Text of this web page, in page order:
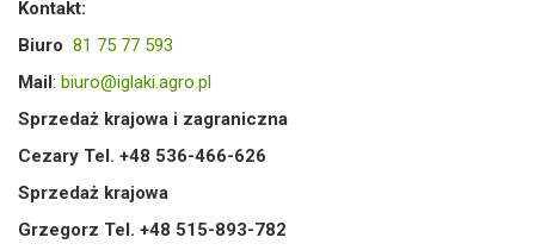
Kontakt:
Biuro 81 75 77 593
Mail : biuro@iglaki.agro.pl
Sprzedaż krajowa i zagraniczna
Cezary Tel. +48 536-466-626
Sprzedaż krajowa
Grzegorz Tel. +48 515-893-782